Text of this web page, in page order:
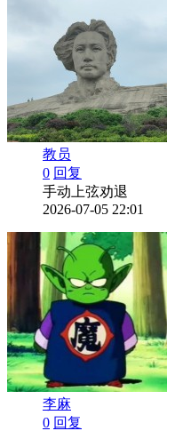
教员
0 回复
手动上弦劝退
2026-07-05 22:01
李麻
0 回复